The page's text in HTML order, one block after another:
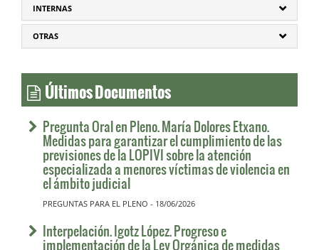
INTERNAS
OTRAS
Últimos Documentos
Pregunta Oral en Pleno. María Dolores Etxano.
Medidas para garantizar el cumplimiento de las
previsiones de la LOPIVI sobre la atención
especializada a menores víctimas de violencia en
el ámbito judicial
PREGUNTAS PARA EL PLENO - 18/06/2026
Interpelación. Igotz López. Progreso e
implementación de la Ley Orgánica de medidas